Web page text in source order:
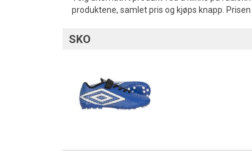
produktene, samlet pris og kjøps knapp.
SKO